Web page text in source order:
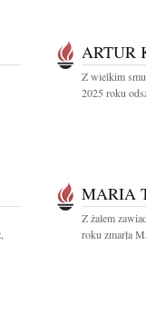
ARTUR
Z wielkim
2025 roku
MARIA
Z żalem
roku zmarła